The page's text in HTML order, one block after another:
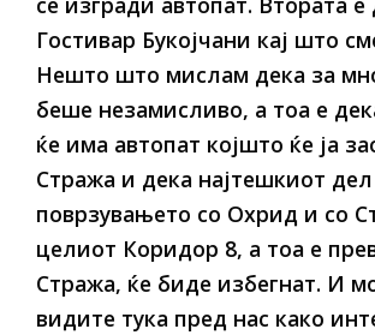
Гостивар Букојчани кај што
Нешто што мислам дека за
беше незамисливо, а тоа е
ќе има автопат којшто ќе ја
Стража и дека најтешкиот
поврзувањето со Охрид и со
целиот Коридор 8, а тоа е
Стража, ќе биде избегнат. И
видите тука пред нас како